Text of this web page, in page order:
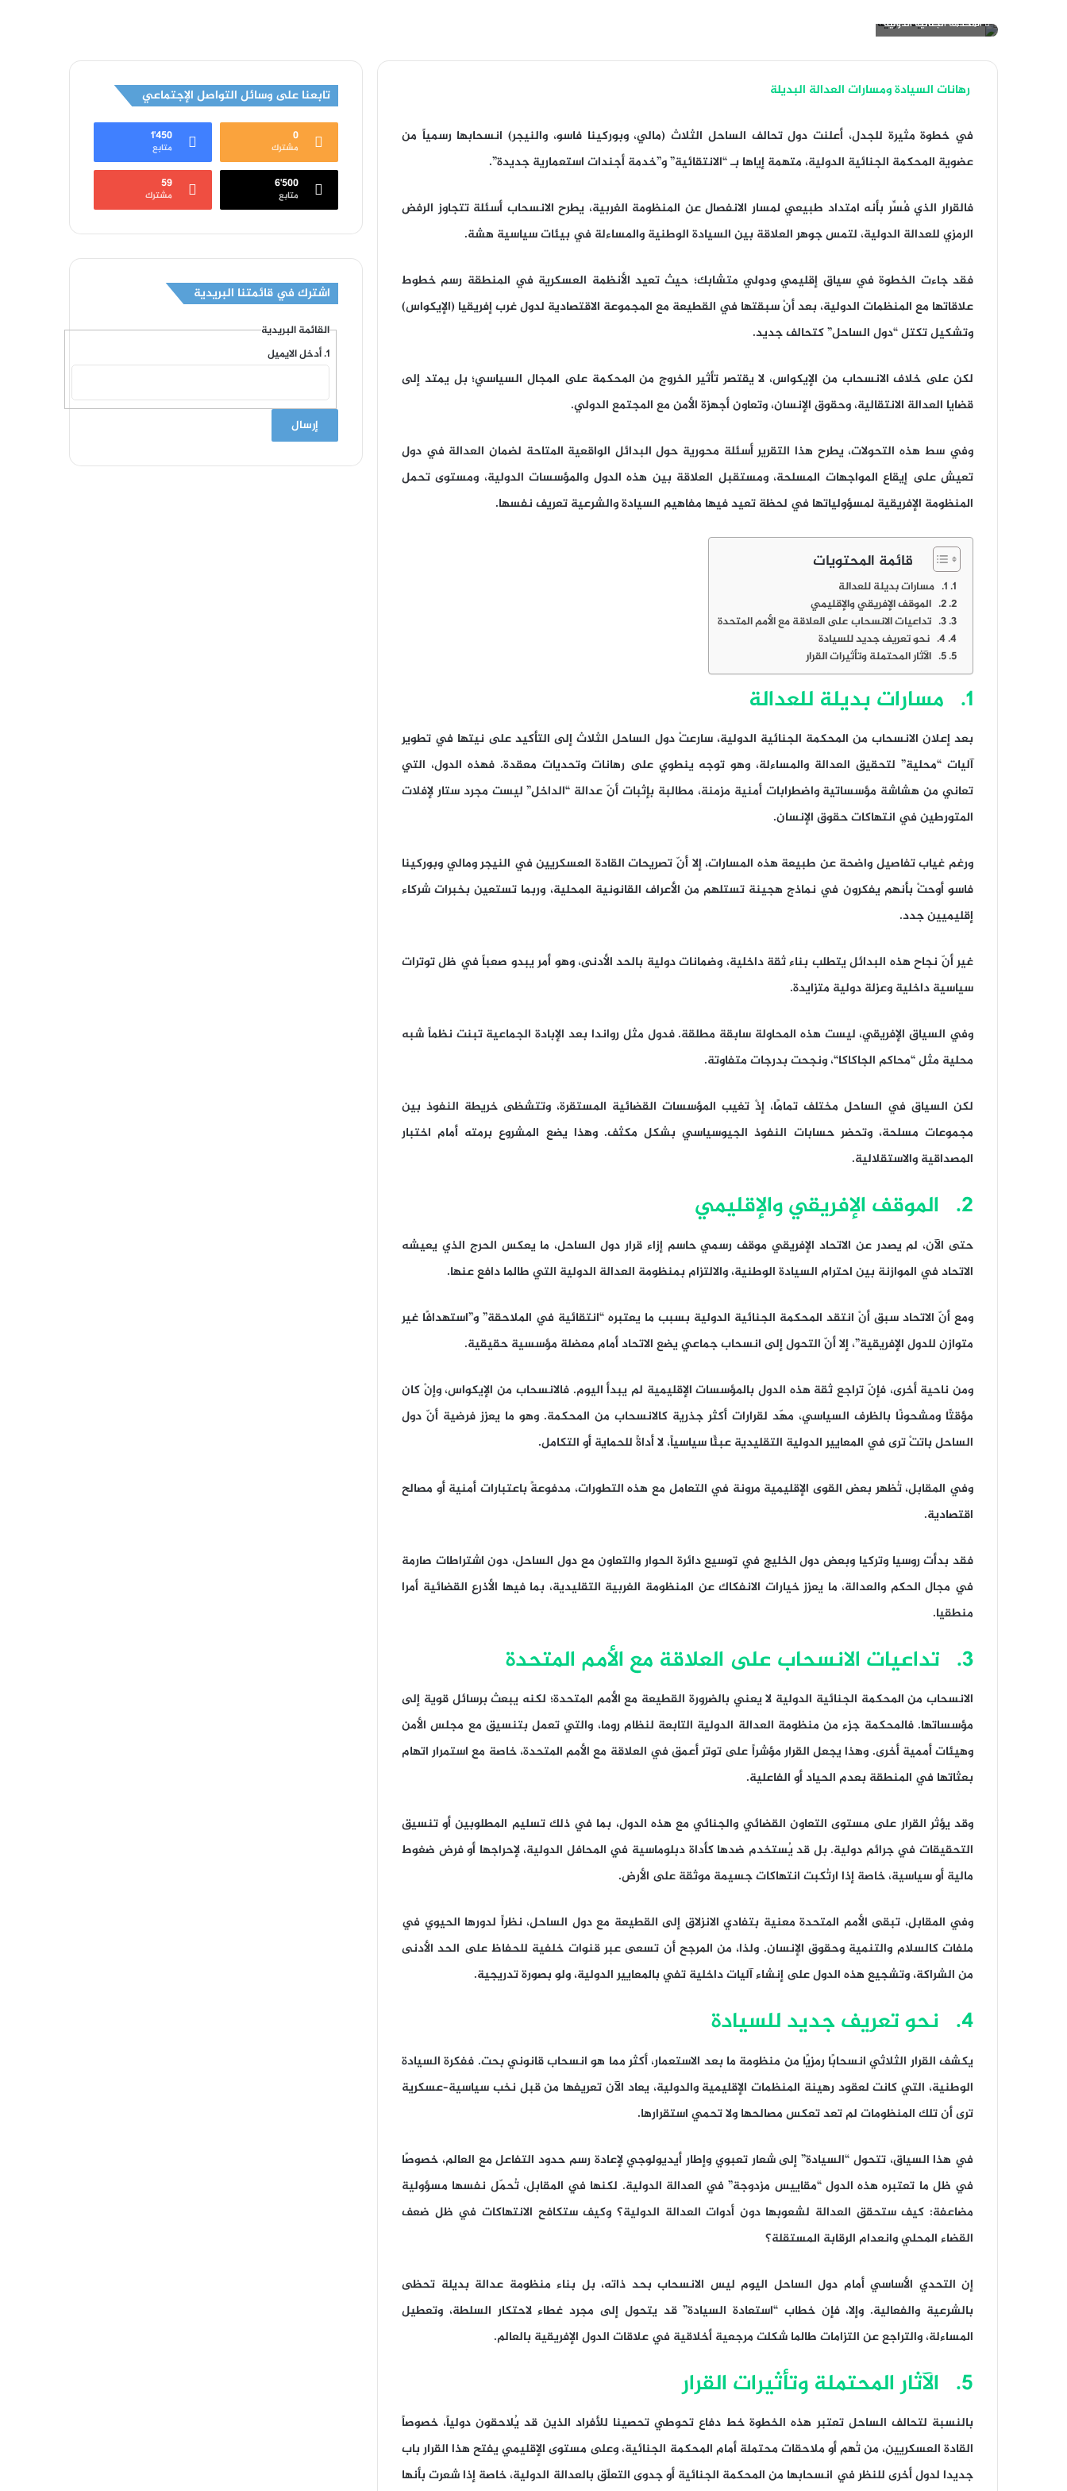
المحكمة الجنائية الدولية
رهانات السيادة ومسارات العدالة البديلة
في خطوة مثيرة للجدل، أعلنت دول تحالف الساحل الثلاث (مالي، وبوركينا فاسو، والنيجر) انسحابها رسمياً من
عضوية المحكمة الجنائية الدولية، متهمة إياها بـ “الانتقائية” و”خدمة أجندات استعمارية جديدة”.
فالقرار الذي فُسِّر بأنه امتداد طبيعي لمسار الانفصال عن المنظومة الغربية، يطرح الانسحاب أسئلة تتجاوز الرفض
الرمزي للعدالة الدولية، لتمس جوهر العلاقة بين السيادة الوطنية والمساءلة في بيئات سياسية هشة.
فقد جاءت الخطوة في سياق إقليمي ودولي متشابك؛ حيث تعيد الأنظمة العسكرية في المنطقة رسم خطوط
علاقاتها مع المنظمات الدولية، بعد أنْ سبقتها في القطيعة مع المجموعة الاقتصادية لدول غرب إفريقيا (الإيكواس)
وتشكيل تكتل “دول الساحل” كتحالف جديد.
لكن على خلاف الانسحاب من الإيكواس، لا يقتصر تأثير الخروج من المحكمة على المجال السياسي؛ بل يمتد إلى
قضايا العدالة الانتقالية، وحقوق الإنسان، وتعاون أجهزة الأمن مع المجتمع الدولي.
وفي سط هذه التحولات، يطرح هذا التقرير أسئلة محورية حول البدائل الواقعية المتاحة لضمان العدالة في دول
تعيش على إيقاع المواجهات المسلحة، ومستقبل العلاقة بين هذه الدول والمؤسسات الدولية، ومستوى تحمل
المنظومة الإفريقية لمسؤولياتها في لحظة تعيد فيها مفاهيم السيادة والشرعية تعريف نفسها.
قائمة المحتويات
1. مسارات بديلة للعدالة
2. الموقف الإفريقي والإقليمي
3. تداعيات الانسحاب على العلاقة مع الأمم المتحدة
4. نحو تعريف جديد للسيادة
5. الآثار المحتملة وتأثيرات القرار
1. مسارات بديلة للعدالة
بعد إعلان الانسحاب من المحكمة الجنائية الدولية، سارعتْ دول الساحل الثلاث إلى التأكيد على نيتها في تطوير
آليات “محلية” لتحقيق العدالة والمساءلة، وهو توجه ينطوي على رهانات وتحديات معقدة. فهذه الدول، التي
تعاني من هشاشة مؤسساتية واضطرابات أمنية مزمنة، مطالبة بإثبات أنّ عدالة “الداخل” ليست مجرد ستار لإفلات
المتورطين في انتهاكات حقوق الإنسان.
ورغم غياب تفاصيل واضحة عن طبيعة هذه المسارات، إلا أنّ تصريحات القادة العسكريين في النيجر ومالي وبوركينا
فاسو أوحتْ بأنهم يفكرون في نماذج هجينة تستلهم من الأعراف القانونية المحلية، وربما تستعين بخبرات شركاء
إقليميين جدد.
غير أنّ نجاح هذه البدائل يتطلب بناء ثقة داخلية، وضمانات دولية بالحد الأدنى، وهو أمر يبدو صعباً في ظل توترات
سياسية داخلية وعزلة دولية متزايدة.
وفي السياق الإفريقي، ليست هذه المحاولة سابقة مطلقة. فدول مثل رواندا بعد الإبادة الجماعية تبنت نظماً شبه
محلية مثل “محاكم الجاكاكا“، ونجحت بدرجات متفاوتة.
لكن السياق في الساحل مختلف تمامًا، إذْ تغيب المؤسسات القضائية المستقرة، وتتشظى خريطة النفوذ بين
مجموعات مسلحة، وتحضر حسابات النفوذ الجيوسياسي بشكل مكثف. وهذا يضع المشروع برمته أمام اختبار
المصداقية والاستقلالية.
2. الموقف الإفريقي والإقليمي
حتى الآن، لم يصدر عن الاتحاد الإفريقي موقف رسمي حاسم إزاء قرار دول الساحل، ما يعكس الحرج الذي يعيشه
الاتحاد في الموازنة بين احترام السيادة الوطنية، والالتزام بمنظومة العدالة الدولية التي طالما دافع عنها.
ومع أنّ الاتحاد سبق أنْ انتقد المحكمة الجنائية الدولية بسبب ما يعتبره “انتقائية في الملاحقة” و”استهدافًا غير
متوازن للدول الإفريقية”، إلا أنّ التحول إلى انسحاب جماعي يضع الاتحاد أمام معضلة مؤسسية حقيقية.
ومن ناحية أخرى، فإنّ تراجع ثقة هذه الدول بالمؤسسات الإقليمية لم يبدأ اليوم. فالانسحاب من الإيكواس، وإنْ كان
مؤقتًا ومشحونًا بالظرف السياسي، مهّد لقرارات أكثر جذرية كالانسحاب من المحكمة. وهو ما يعزز فرضية أنّ دول
الساحل باتتْ ترى في المعايير الدولية التقليدية عبئًا سياسياً، لا أداةً للحماية أو التكامل.
وفي المقابل، تُظهر بعض القوى الإقليمية مرونة في التعامل مع هذه التطورات، مدفوعةً باعتبارات أمنية أو مصالح
اقتصادية.
فقد بدأت روسيا وتركيا وبعض دول الخليج في توسيع دائرة الحوار والتعاون مع دول الساحل، دون اشتراطات صارمة
في مجال الحكم والعدالة، ما يعزز خيارات الانفكاك عن المنظومة الغربية التقليدية، بما فيها الأذرع القضائية أمرا
منطقيا.
3. تداعيات الانسحاب على العلاقة مع الأمم المتحدة
الانسحاب من المحكمة الجنائية الدولية لا يعني بالضرورة القطيعة مع الأمم المتحدة؛ لكنه يبعث برسائل قوية إلى
مؤسساتها. فالمحكمة جزء من منظومة العدالة الدولية التابعة لنظام روما، والتي تعمل بتنسيق مع مجلس الأمن
وهيئات أممية أخرى. وهذا يجعل القرار مؤشراً على توتر أعمق في العلاقة مع الأمم المتحدة، خاصة مع استمرار اتهام
بعثاتها في المنطقة بعدم الحياد أو الفاعلية.
وقد يؤثر القرار على مستوى التعاون القضائي والجنائي مع هذه الدول، بما في ذلك تسليم المطلوبين أو تنسيق
التحقيقات في جرائم دولية. بل قد يُستخدم ضدها كأداة دبلوماسية في المحافل الدولية، لإحراجها أو فرض ضغوط
مالية أو سياسية، خاصة إذا ارتُكبت انتهاكات جسيمة موثقة على الأرض.
وفي المقابل، تبقى الأمم المتحدة معنية بتفادي الانزلاق إلى القطيعة مع دول الساحل، نظراً لدورها الحيوي في
ملفات كالسلام والتنمية وحقوق الإنسان. ولذا، من المرجح أن تسعى عبر قنوات خلفية للحفاظ على الحد الأدنى
من الشراكة، وتشجيع هذه الدول على إنشاء آليات داخلية تفي بالمعايير الدولية، ولو بصورة تدريجية.
4. نحو تعريف جديد للسيادة
يكشف القرار الثلاثي انسحابًا رمزيًا من منظومة ما بعد الاستعمار، أكثر مما هو انسحاب قانوني بحت. ففكرة السيادة
الوطنية، التي كانت لعقود رهينة المنظمات الإقليمية والدولية، يعاد الآن تعريفها من قبل نخب سياسية–عسكرية
ترى أن تلك المنظومات لم تعد تعكس مصالحها ولا تحمي استقرارها.
في هذا السياق، تتحول “السيادة” إلى شعار تعبوي وإطار أيديولوجي لإعادة رسم حدود التفاعل مع العالم، خصوصًا
في ظل ما تعتبره هذه الدول “مقاييس مزدوجة” في العدالة الدولية. لكنها في المقابل، تُحمّل نفسها مسؤولية
مضاعفة: كيف ستحقق العدالة لشعوبها دون أدوات العدالة الدولية؟ وكيف ستكافح الانتهاكات في ظل ضعف
القضاء المحلي وانعدام الرقابة المستقلة؟
إن التحدي الأساسي أمام دول الساحل اليوم ليس الانسحاب بحد ذاته، بل بناء منظومة عدالة بديلة تحظى
بالشرعية والفعالية. وإلا، فإن خطاب “استعادة السيادة” قد يتحول إلى مجرد غطاء لاحتكار السلطة، وتعطيل
المساءلة، والتراجع عن التزامات طالما شكلت مرجعية أخلاقية في علاقات الدول الإفريقية بالعالم.
5. الآثار المحتملة وتأثيرات القرار
بالنسبة لتحالف الساحل تعتبر هذه الخطوة خط دفاع تحوطي تحصينا للأفراد الذين قد يُلاحقون دولياً، خصوصاً
القادة العسكريين، من تُهم أو ملاحقات محتملة أمام المحكمة الجنائية، وعلى مستوى الإقليمي يفتح هذا القرار باب
جديدا لدول أخرى للنظر في انسحابها من المحكمة الجنائية أو جدوى التعلّق بالعدالة الدولية، خاصة إذا شعرت بأنها
تابعنا على وسائل التواصل الإجتماعي
0
مشترك
1٬450
متابع
6٬500
متابع
59
مشترك
اشترك في قائمتنا البريدية
القائمة البريدية
أدخل الايميل